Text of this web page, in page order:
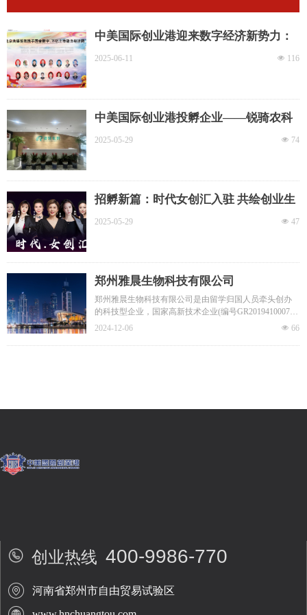
中美国际创业港迎来数字经济新势力：
国音数字科技（河南）有限公司正式入
넶 116
2025-06-11
中美国际创业港投孵企业——锐骑农科
发展简讯
넶 74
2025-05-29
招孵新篇：时代女创汇入驻 共绘创业生
态圈蓝图
넶 47
2025-05-29
郑州雅晨生物科技有限公司
郑州雅晨生物科技有限公司是由留学归国人员牵头创办
的科技型企业，国家高新技术企业(编号GR20194100079
0)，智汇郑州1125人才计划项目。公司基于临床物理治疗
复领
넶 66
2024-12-06
创业热线 400-9986-770
河南省郑州市自由贸易试验区